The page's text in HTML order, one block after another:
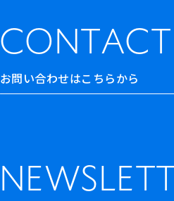
CONTACT
お問い合わせはこちらから